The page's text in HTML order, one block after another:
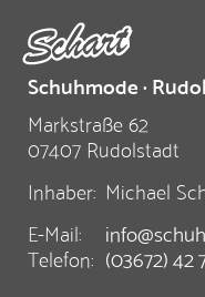
Schuhmode ·
Markstraße 62
07407 Rudolstadt
Inhaber: Michael
E-Mail:
Telefon: (03672) 42